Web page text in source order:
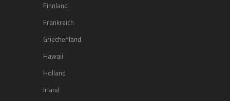
Finnland
Frankreich
Griechenland
Hawaii
Holland
Irland